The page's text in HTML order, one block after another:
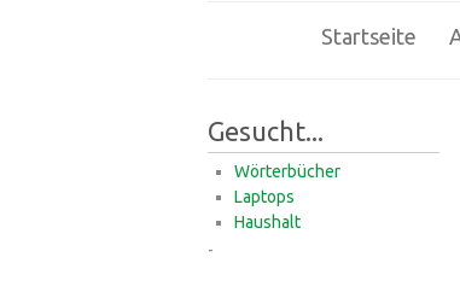
Startseite
Gesucht...
Wörterbücher
Laptops
Haushalt
-